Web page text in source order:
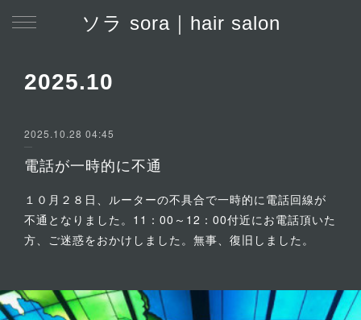
ソラ sora｜hair salon
2025.10
2025.10.28 04:45
電話が一時的に不通
１０月２８日、ルーターの不具合で一時的に電話回線が
不通となりました。11：00～12：00付近にお電話頂いた
方、ご迷惑をおかけしました。無事、復旧しました。